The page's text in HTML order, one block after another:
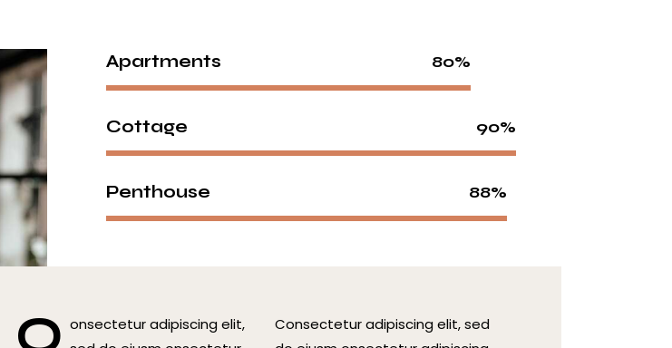
Apartments 80%
Cottage 90%
Penthouse 88%
Q onsectetur adipiscing elit,
Consectetur adipiscing elit, sed